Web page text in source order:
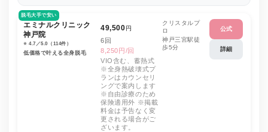
脱毛大手で安い
エミナルクリニック
神戸院
⭐️ 4.7／5.0（114件）
低価格で叶える全身脱毛
49,500円
6回
8,250円/回
VIO含む、蓄熱式
※全身熱破壊式プ
ランはカウンセリ
ングで案内します
※自由診療のため
保険適用外 ※掲載
料金は予告なく変
更される場合がご
ざいます。
クリスタルプ
ロ
神戸三宮駅徒
歩5分
公式
詳細